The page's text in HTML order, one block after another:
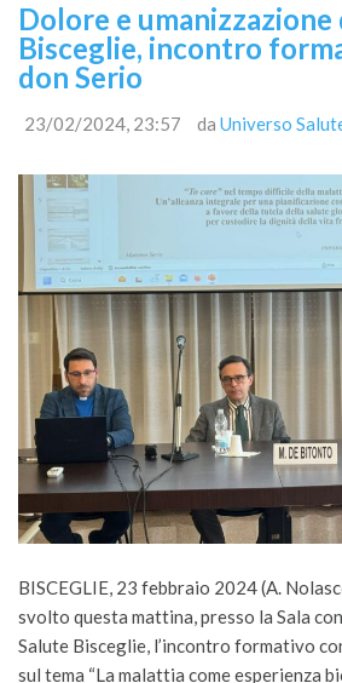
Dolore e umanizzazione
Bisceglie, incontro
don Serio
23/02/2024, 23:57 da Universo
BISCEGLIE, 23 febbraio 2024 (A.
svolto questa mattina, presso la Sala
Salute Bisceglie, l’incontro formativo
sul tema “La malattia come esperienza